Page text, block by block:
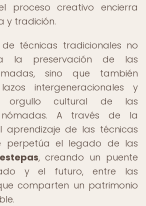
proceso creativo encierra
y tradición.
de técnicas tradicionales no
la preservación de las
sino que también
intergeneracionales y
orgullo cultural de las
nómadas. A través de la
aprendizaje de las técnicas
perpetúa el legado de las
, creando un puente
y el futuro, entre las
comparten un patrimonio